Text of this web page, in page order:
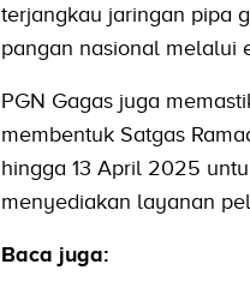
terjangkau jaringan pipa
pangan nasional melalui
PGN Gagas juga
membentuk Satgas
hingga 13 April 2025
menyediakan layanan
Baca juga: